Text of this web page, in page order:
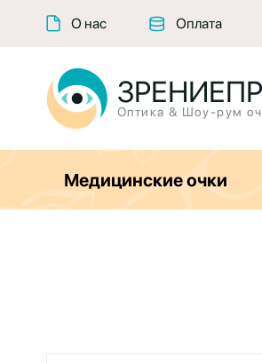
О нас Оплата
Оптика & Шоу-рум
Медицинские очки